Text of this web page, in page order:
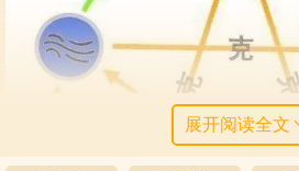
展开阅读全文